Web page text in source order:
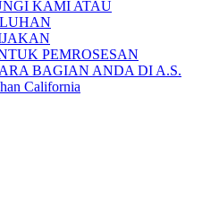
KAMI ATAU
PEMROSESAN
BAGIAN ANDA DI A.S.
California